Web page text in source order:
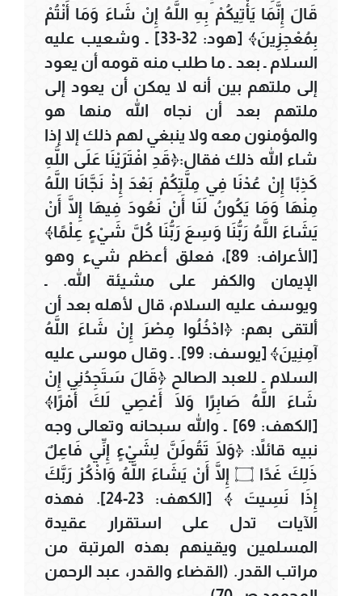
قَالَ إِنَّمَا يَأْتِيكُمْ بِهِ اللَّهُ إِنْ شَاءَ وَمَا أَنْتُمْ
بِمُعْجِزِينَ﴾ [هود: 32-33] ـ وشعيب عليه
السلام ـ بعد ـ ما طلب منه قومه أن يعود
إلى ملتهم بين أنه لا يمكن أن يعود إلى
ملتهم بعد أن نجاه الله منها هو
والمؤمنون معه ولا ينبغي لهم ذلك إلا إذا
شاء الله ذلك فقال:﴿قَدِ افْتَرَيْنَا عَلَى اللَّهِ
كَذِبًا إِنْ عُدْنَا فِي مِلَّتِكُمْ بَعْدَ إِذْ نَجَّانَا اللَّهُ
مِنْهَا وَمَا يَكُونُ لَنَا أَنْ نَعُودَ فِيهَا إِلَّا أَنْ
يَشَاءَ اللَّهُ رَبُّنَا وَسِعَ رَبُّنَا كُلَّ شَيْءٍ عِلْمًا﴾
[الأعراف: 89]، فعلق أعظم شيء وهو
الإيمان والكفر على مشيئة الله. ـ
ويوسف عليه السلام، قال لأهله بعد أن
ألتقى بهم: ﴿ادْخُلُوا مِصْرَ إِنْ شَاءَ اللَّهُ
آمِنِينَ﴾ [يوسف: 99]. ـ وقال موسى عليه
السلام ـ للعبد الصالح ﴿قَالَ سَتَجِدُنِي إِنْ
شَاءَ اللَّهُ صَابِرًا وَلَا أَعْصِي لَكَ أَمْرًا﴾
[الكهف: 69] ـ والله سبحانه وتعالى وجه
نبيه قائلاً: ﴿وَلَا تَقُولَنَّ لِشَيْءٍ إِنِّي فَاعِلٌ
ذَلِكَ غَدًا ۝ إِلَّا أَنْ يَشَاءَ اللَّهُ وَاذْكُرْ رَبَّكَ
إِذَا نَسِيتَ ﴾ [الكهف: 23-24]. فهذه
الآيات تدل على استقرار عقيدة
المسلمين ويقينهم بهذه المرتبة من
مراتب القدر. (القضاء والقدر، عبد الرحمن